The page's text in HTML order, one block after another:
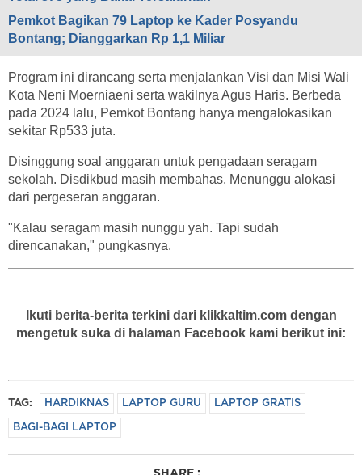
Pemkot Bagikan 79 Laptop ke Kader Posyandu
Bontang; Dianggarkan Rp 1,1 Miliar
Program ini dirancang serta menjalankan Visi dan Misi Wali
Kota Neni Moerniaeni serta wakilnya Agus Haris. Berbeda
pada 2024 lalu, Pemkot Bontang hanya mengalokasikan
sekitar Rp533 juta.
Disinggung soal anggaran untuk pengadaan seragam
sekolah. Disdikbud masih membahas. Menunggu alokasi
dari pergeseran anggaran.
"Kalau seragam masih nunggu yah. Tapi sudah
direncanakan," pungkasnya.
Ikuti berita-berita terkini dari klikkaltim.com dengan
mengetuk suka di halaman Facebook kami berikut ini:
TAG: HARDIKNAS LAPTOP GURU LAPTOP GRATIS
BAGI-BAGI LAPTOP